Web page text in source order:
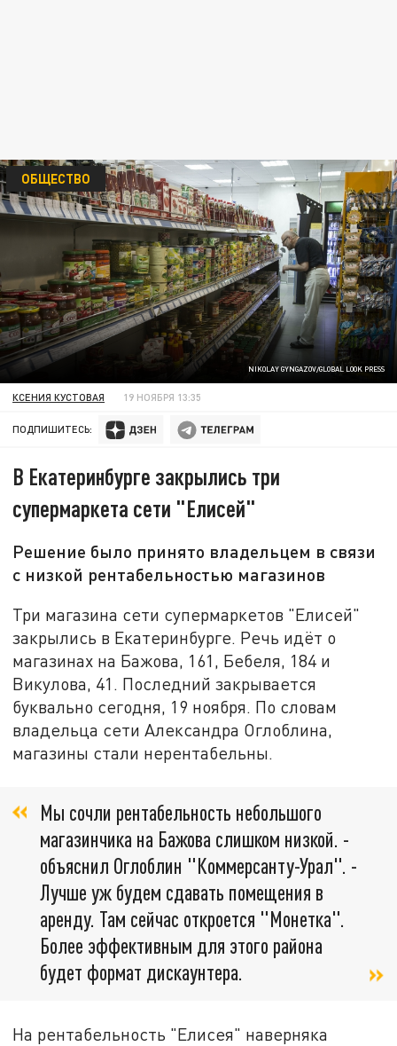
NIKOLAY GYNGAZOV/GLOBAL LOOK PRESS
ОБЩЕСТВО
КСЕНИЯ КУСТОВАЯ 19 НОЯБРЯ 13:35
ПОДПИШИТЕСЬ:
В Екатеринбурге закрылись три
супермаркета сети "Елисей"
Решение было принято владельцем в связи
с низкой рентабельностью магазинов
Три магазина сети супермаркетов "Елисей"
закрылись в Екатеринбурге. Речь идёт о
магазинах на Бажова, 161, Бебеля, 184 и
Викулова, 41. Последний закрывается
буквально сегодня, 19 ноября. По словам
владельца сети Александра Оглоблина,
магазины стали нерентабельны.
Мы сочли рентабельность небольшого
магазинчика на Бажова слишком низкой. -
объяснил Оглоблин "Коммерсанту-Урал". -
Лучше уж будем сдавать помещения в
аренду. Там сейчас откроется "Монетка".
Более эффективным для этого района
будет формат дискаунтера.
На рентабельность "Елисея" наверняка